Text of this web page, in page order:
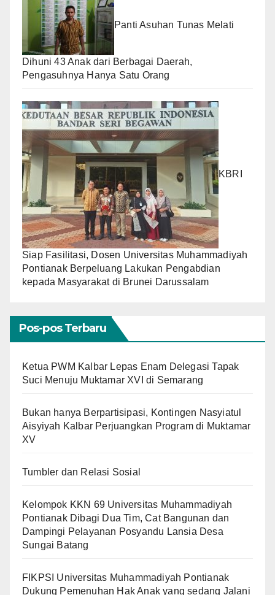
Panti Asuhan Tunas Melati
Dihuni 43 Anak dari Berbagai Daerah,
Pengasuhnya Hanya Satu Orang
KBRI
Siap Fasilitasi, Dosen Universitas Muhammadiyah
Pontianak Berpeluang Lakukan Pengabdian
kepada Masyarakat di Brunei Darussalam
Pos-pos Terbaru
Ketua PWM Kalbar Lepas Enam Delegasi Tapak
Suci Menuju Muktamar XVI di Semarang
Bukan hanya Berpartisipasi, Kontingen Nasyiatul
Aisyiyah Kalbar Perjuangkan Program di Muktamar
XV
Tumbler dan Relasi Sosial
Kelompok KKN 69 Universitas Muhammadiyah
Pontianak Dibagi Dua Tim, Cat Bangunan dan
Dampingi Pelayanan Posyandu Lansia Desa
Sungai Batang
FIKPSI Universitas Muhammadiyah Pontianak
Dukung Pemenuhan Hak Anak yang sedang Jalani